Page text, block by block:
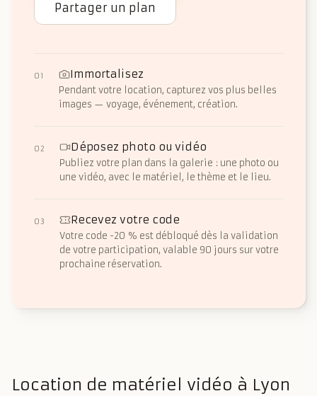
Partager un plan
01 Immortalisez
Pendant votre location, capturez vos plus belles
images — voyage, événement, création.
02 Déposez photo ou vidéo
Publiez votre plan dans la galerie : une photo ou
une vidéo, avec le matériel, le thème et le lieu.
03 Recevez votre code
Votre code -20 % est débloqué dès la validation
de votre participation, valable 90 jours sur votre
prochaine réservation.
Location de matériel vidéo à Lyon